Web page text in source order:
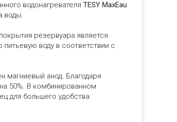
водонагревателяTESY MaxEau
воды.
резервуара является
питьевую воду в соответствии с
магниевый анод. Благодаря
50%. В комбинированном
для большего удобства